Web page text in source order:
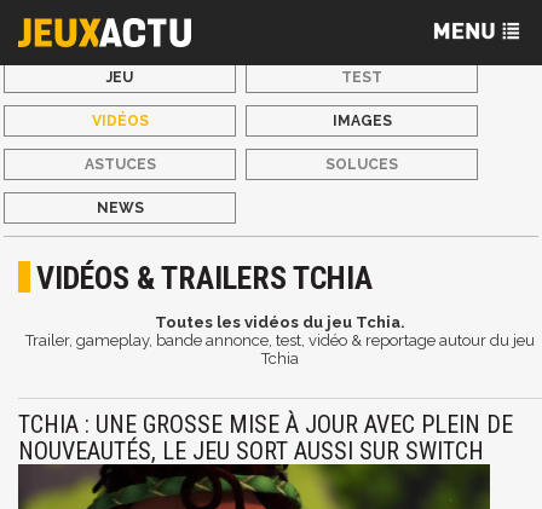
JEU TEST
VIDÉOS IMAGES
ASTUCES SOLUCES
NEWS
VIDÉOS & TRAILERS TCHIA
Toutes les vidéos du jeu Tchia.
Trailer, gameplay, bande annonce, test, vidéo & reportage autour du jeu
Tchia
TCHIA : UNE GROSSE MISE À JOUR AVEC PLEIN DE
NOUVEAUTÉS, LE JEU SORT AUSSI SUR SWITCH